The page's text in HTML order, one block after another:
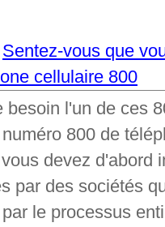
Sentez-vous que
cellulaire 800
besoin l'un de ces
800 de
devez d'abord
par des sociétés
le processus